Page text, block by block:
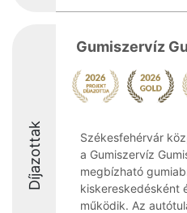
Díjazottak
Gumiszervíz
Székesfehérvár
a Gumiszervíz
megbízható
kiskereskedésként
működik. Az